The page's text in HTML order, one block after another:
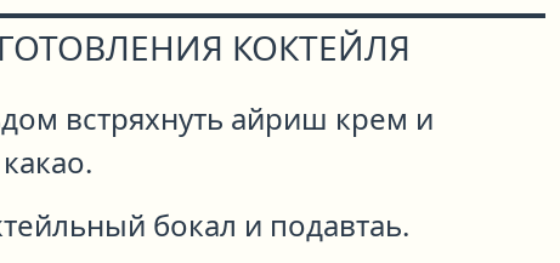
КОКТЕЙЛЯ
встряхнуть айриш крем и
бокал и подавтаь.